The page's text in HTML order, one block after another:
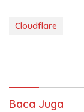
Cloudflare
Baca Juga